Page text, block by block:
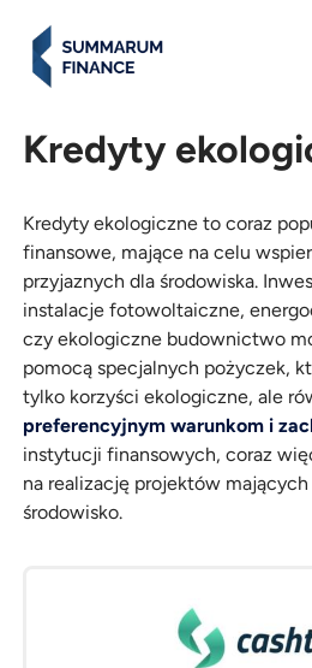
Kredyty
Kredyty ekologiczne to coraz
finansowe, mające na celu
przyjaznych dla środowiska.
instalacje fotowoltaiczne,
czy ekologiczne budownictwo
pomocą specjalnych pożyczek,
tylko korzyści ekologiczne, ale
preferencyjnym warunkom i
instytucji finansowych, coraz
na realizację projektów
środowisko.